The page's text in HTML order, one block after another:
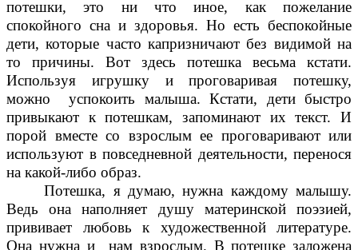
потешки, это ни что иное, как пожелание
спокойного сна и здоровья. Но есть беспокойные
дети, которые часто капризничают без видимой на
то причины. Вот здесь потешка весьма кстати.
Используя игрушку и проговаривая потешку,
можно успокоить малыша. Кстати, дети быстро
привыкают к потешкам, запоминают их текст. И
порой вместе со взрослым ее проговаривают или
используют в повседневной деятельности, перенося
на какой-либо образ.
Потешка, я думаю, нужна каждому малышу.
Ведь она наполняет душу материнской поэзией,
прививает любовь к художественной литературе.
Она нужна и нам взрослым. В потешке заложена